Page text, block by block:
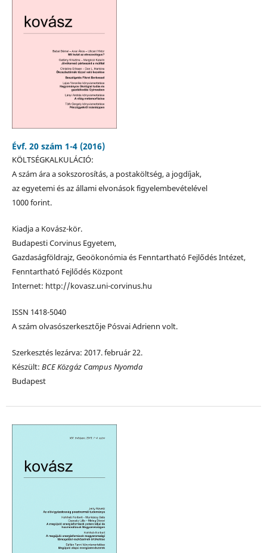
Évf. 20 szám 1-4 (2016)
KÖLTSÉGKALKULÁCIÓ:
A szám ára a sokszorosítás, a postaköltség, a jogdíjak,
az egyetemi és az állami elvonások figyelembevételével
1000 forint.
Kiadja a Kovász-kör.
Budapesti Corvinus Egyetem,
Gazdaságföldrajz, Geoökonómia és Fenntartható Fejlődés Intézet,
Fenntartható Fejlődés Központ
Internet: http://kovasz.uni-corvinus.hu
ISSN 1418-5040
A szám olvasószerkesztője Pósvai Adrienn volt.
Szerkesztés lezárva: 2017. február 22.
Készült: BCE Közgáz Campus Nyomda
Budapest